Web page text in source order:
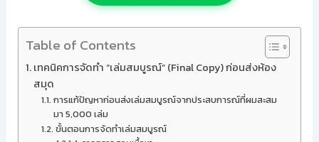
Table of Contents
เทคนิคการจัดทำ “เล่มสมบูรณ์” (Final Copy) ก่อนส่งห้อง
สมุด
การแก้ปัญหาก่อนส่งเล่มสมบูรณ์จากประสบการณ์ที่ผมสะสม
มา 5,000 เล่ม
ขั้นตอนการจัดทำเล่มสมบูรณ์